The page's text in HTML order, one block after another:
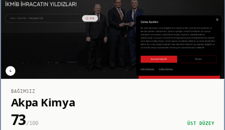
BAĞIMSIZ
Akpa Kimya
73/100 ÜST DÜZEY